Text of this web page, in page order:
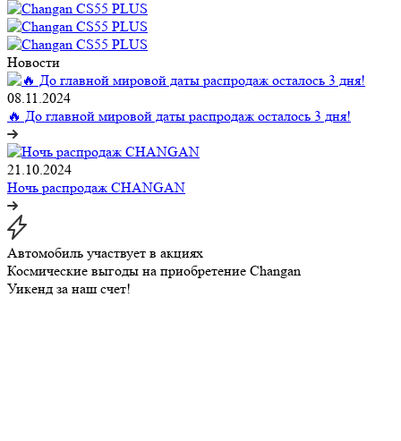
Новости
08.11.2024
🔥 До главной мировой даты распродаж осталось 3 дня!
21.10.2024
Ночь распродаж CHANGAN
Автомобиль участвует в акциях
Космические выгоды на приобретение Changan
Уикенд за наш счет!